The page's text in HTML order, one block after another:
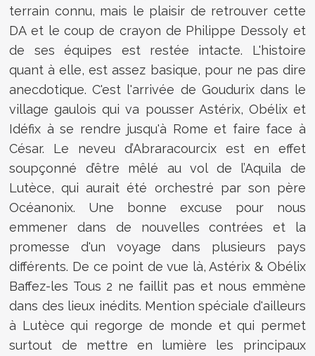
terrain connu, mais le plaisir de retrouver cette
DA et le coup de crayon de Philippe Dessoly et
de ses équipes est restée intacte. L'histoire
quant à elle, est assez basique, pour ne pas dire
anecdotique. C'est l'arrivée de Goudurix dans le
village gaulois qui va pousser Astérix, Obélix et
Idéfix à se rendre jusqu'à Rome et faire face à
César. Le neveu d’Abraracourcix est en effet
soupçonné d’être mêlé au vol de l’Aquila de
Lutèce, qui aurait été orchestré par son père
Océanonix. Une bonne excuse pour nous
emmener dans de nouvelles contrées et la
promesse d'un voyage dans plusieurs pays
différents. De ce point de vue là, Astérix & Obélix
Baffez-les Tous 2 ne faillit pas et nous emmène
dans des lieux inédits. Mention spéciale d'ailleurs
à Lutèce qui regorge de monde et qui permet
surtout de mettre en lumière les principaux